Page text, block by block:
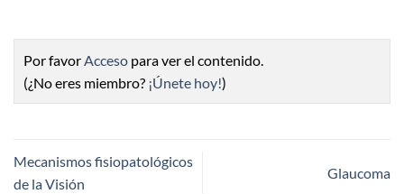
Por favorAcceso para ver el contenido.
(¿No eres miembro? ¡Únete hoy!)
Mecanismos fisiopatológicos
de la Visión
Glaucoma